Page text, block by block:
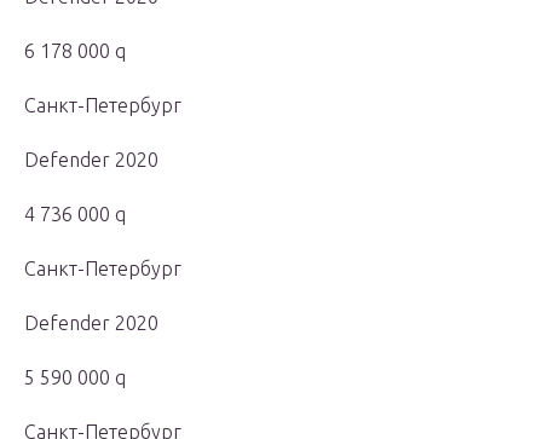
6 178 000 q
Санкт-Петербург
Defender 2020
4 736 000 q
Санкт-Петербург
Defender 2020
5 590 000 q
Санкт-Петербург